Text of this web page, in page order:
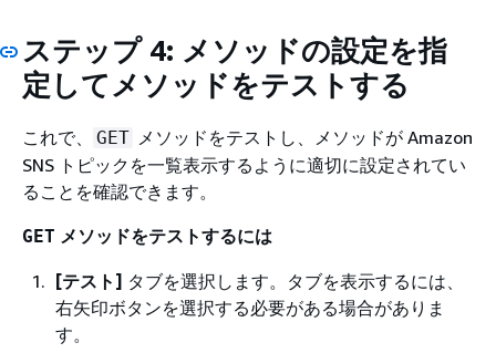
ステップ 4: メソッドの設定を指
定してメソッドをテストする
これで、 GET メソッドをテストし、メソッドが Amazon
SNS トピックを一覧表示するように適切に設定されてい
ることを確認できます。
GET メソッドをテストするには
[テスト] タブを選択します。タブを表示するには、
右矢印ボタンを選択する必要がある場合がありま
す。